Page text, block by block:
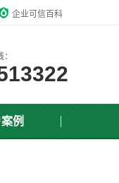
企业可信百科
例